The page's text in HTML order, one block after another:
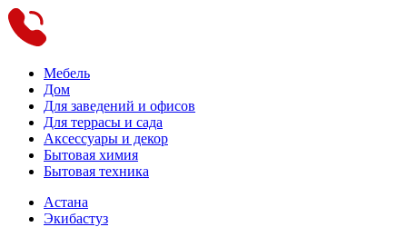
Мебель
Дом
Для заведений и офисов
Для террасы и сада
Аксессуары и декор
Бытовая химия
Бытовая техника
Астана
Экибастуз